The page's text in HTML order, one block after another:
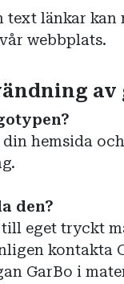
text länkar
webbplats.
hemsida
den?
eget tryckt
kontakta
GarBo i